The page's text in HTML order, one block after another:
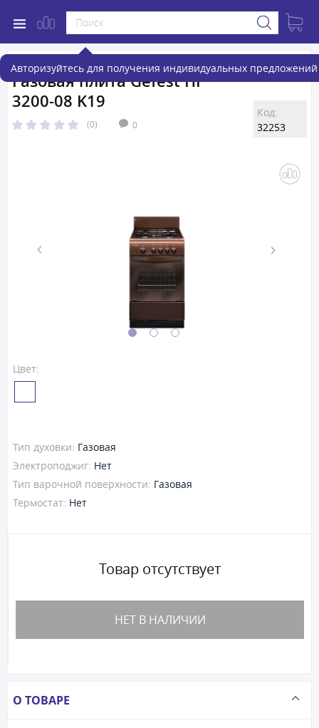
Авторизуйтесь для получения индивидуальных предложений
Газовая плита Gefest ПГ
3200-08 K19
(0) 0
Код:
32253
Цвет:
Тип духовки: Газовая
Электроподжиг: Нет
Тип варочной поверхности: Газовая
Термостат: Нет
Товар отсутствует
НЕТ В НАЛИЧИИ
О ТОВАРЕ